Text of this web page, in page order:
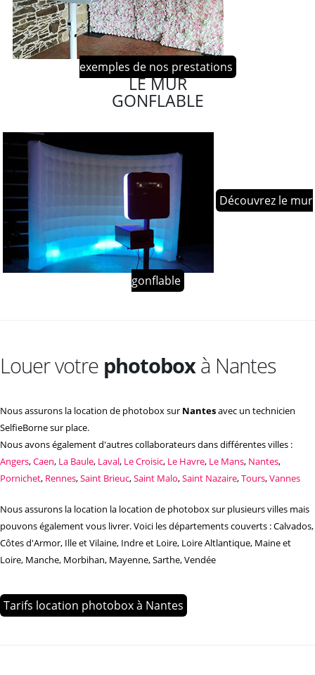
exemples de nos prestations
LE MUR
GONFLABLE
Découvrez le mur
gonflable
Louer votre photoboxà Nantes
Nous assurons la location de photobox sur Nantesavec un technicien
SelfieBorne sur place.
Nous avons également d'autres collaborateurs dans différentes villes :
Angers,Caen, La Baule, Laval, Le Croisic, Le Havre, Le Mans, Nantes,
Pornichet, Rennes,Saint Brieuc,Saint Malo,Saint Nazaire,Tours,Vannes
Nous assurons la location la location de photobox sur plusieurs villes mais
pouvons également vous livrer. Voici les départements couverts : Calvados,
Côtes d'Armor, Ille et Vilaine, Indre et Loire, Loire Altlantique, Maine et
Loire, Manche, Morbihan, Mayenne, Sarthe, Vendée
Tarifs location photobox à Nantes